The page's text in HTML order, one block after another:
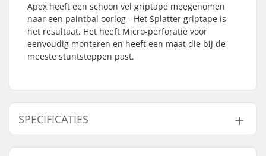
Apex heeft een schoon vel griptape meegenomen
naar een paintbal oorlog - Het Splatter griptape is
het resultaat. Het heeft Micro-perforatie voor
eenvoudig monteren en heeft een maat die bij de
meeste stuntsteppen past.
SPECIFICATIES
Length:
54cm (21.3")